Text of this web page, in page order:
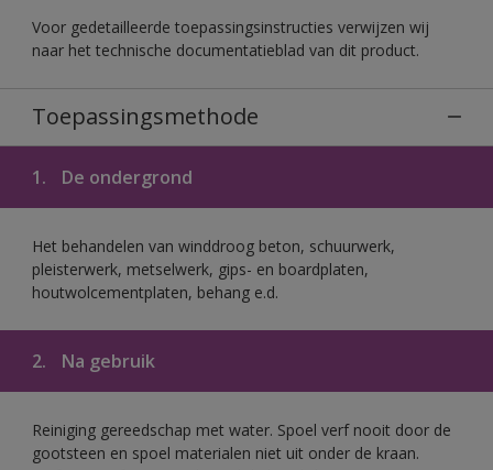
Voor gedetailleerde toepassingsinstructies verwijzen wij
naar het technische documentatieblad van dit product.
Toepassingsmethode
1. De ondergrond
Het behandelen van winddroog beton, schuurwerk,
pleisterwerk, metselwerk, gips- en boardplaten,
houtwolcementplaten, behang e.d.
2. Na gebruik
Reiniging gereedschap met water. Spoel verf nooit door de
gootsteen en spoel materialen niet uit onder de kraan.